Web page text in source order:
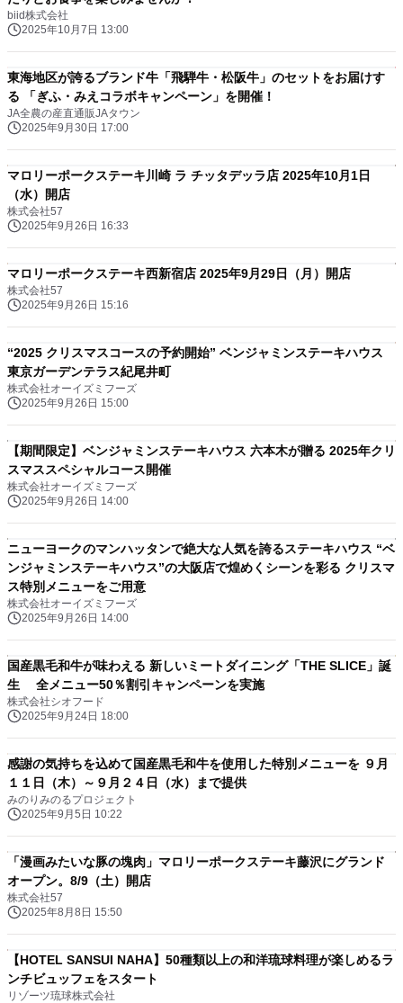
biid株式会社
2025年10月7日 13:00
東海地区が誇るブランド牛「飛騨牛・松阪牛」のセットをお届けす
る 「ぎふ・みえコラボキャンペーン」を開催！
JA全農の産直通販JAタウン
2025年9月30日 17:00
マロリーポークステーキ川崎 ラ チッタデッラ店 2025年10月1日
（水）開店
株式会社57
2025年9月26日 16:33
マロリーポークステーキ西新宿店 2025年9月29日（月）開店
株式会社57
2025年9月26日 15:16
“2025 クリスマスコースの予約開始” ベンジャミンステーキハウス
東京ガーデンテラス紀尾井町
株式会社オーイズミフーズ
2025年9月26日 15:00
【期間限定】ベンジャミンステーキハウス 六本木が贈る 2025年クリ
スマススペシャルコース開催
株式会社オーイズミフーズ
2025年9月26日 14:00
ニューヨークのマンハッタンで絶大な人気を誇るステーキハウス “ベ
ンジャミンステーキハウス”の大阪店で煌めくシーンを彩る クリスマ
ス特別メニューをご用意
株式会社オーイズミフーズ
2025年9月26日 14:00
国産黒毛和牛が味わえる 新しいミートダイニング「THE SLICE」誕
生 全メニュー50％割引キャンペーンを実施
株式会社シオフード
2025年9月24日 18:00
感謝の気持ちを込めて国産黒毛和牛を使用した特別メニューを ９月
１１日（木）～９月２４日（水）まで提供
みのりみのるプロジェクト
2025年9月5日 10:22
「漫画みたいな豚の塊肉」マロリーポークステーキ藤沢にグランド
オープン。8/9（土）開店
株式会社57
2025年8月8日 15:50
【HOTEL SANSUI NAHA】50種類以上の和洋琉球料理が楽しめるラ
ンチビュッフェをスタート
リゾーツ琉球株式会社